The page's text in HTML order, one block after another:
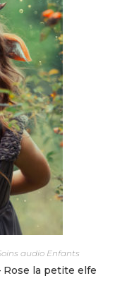
audio Enfants
la petite elfe